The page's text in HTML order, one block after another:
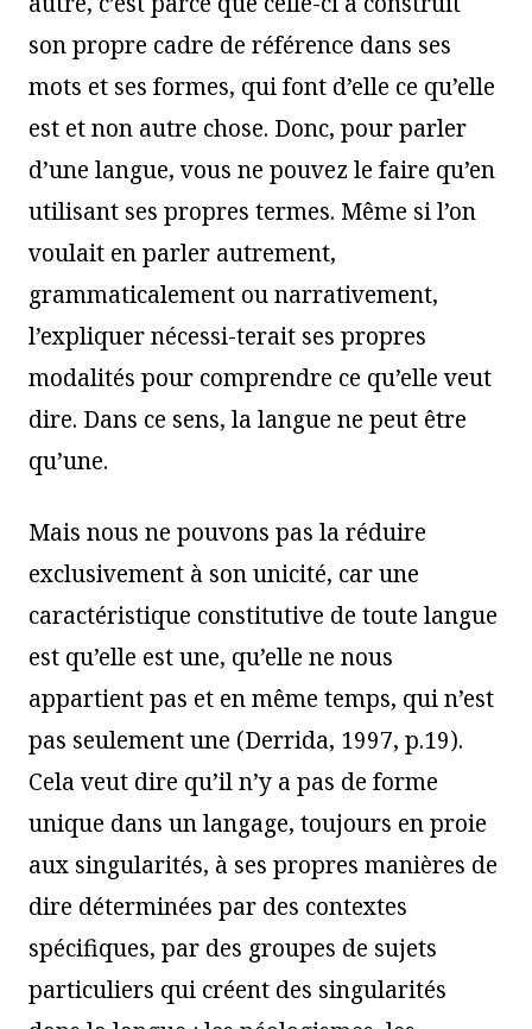
son propre cadre de référence dans ses
mots et ses formes, qui font d’elle ce qu’elle
est et non autre chose. Donc, pour parler
d’une langue, vous ne pouvez le faire qu’en
utilisant ses propres termes. Même si l’on
voulait en parler autrement,
grammaticalement ou narrativement,
l’expliquer nécessi-terait ses propres
modalités pour comprendre ce qu’elle veut
dire. Dans ce sens, la langue ne peut être
qu’une.
Mais nous ne pouvons pas la réduire
exclusivement à son unicité, car une
caractéristique constitutive de toute langue
est qu’elle est une, qu’elle ne nous
appartient pas et en même temps, qui n’est
pas seulement une (Derrida, 1997, p.19).
Cela veut dire qu’il n’y a pas de forme
unique dans un langage, toujours en proie
aux singularités, à ses propres manières de
dire déterminées par des contextes
spécifiques, par des groupes de sujets
particuliers qui créent des singularités